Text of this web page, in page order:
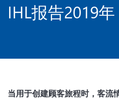
IHL报告2019年
当用于创建顾客旅程时，客流